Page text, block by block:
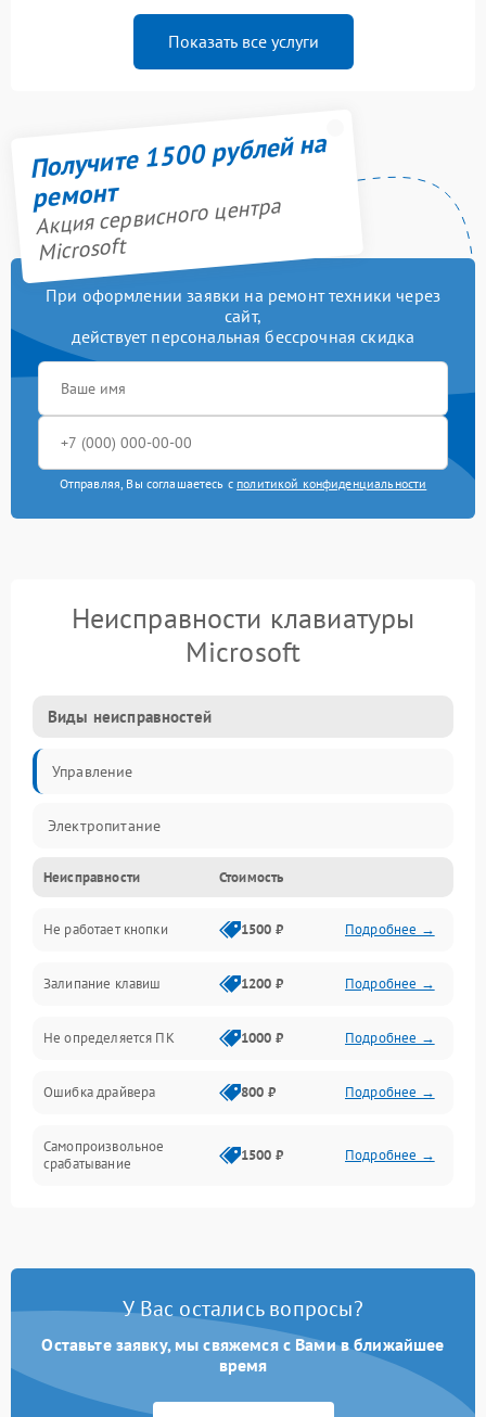
Показать все услуги
Получите 1500 рублей на
ремонт
Акция сервисного центра
Microsoft
При оформлении заявки на ремонт техники через
сайт,
действует персональная бессрочная скидка
Отправляя, Вы соглашаетесь с политикой конфиденциальности
Неисправности клавиатуры
Microsoft
Виды неисправностей
Управление
Электропитание
Неисправности Стоимость
Не работает кнопки 1500 ₽ Подробнее →
Залипание клавиш 1200 ₽ Подробнее →
Не определяется ПК 1000 ₽ Подробнее →
Ошибка драйвера 800 ₽ Подробнее →
Самопроизвольное
срабатывание
1500 ₽ Подробнее →
У Вас остались вопросы?
Оставьте заявку, мы свяжемся с Вами в ближайшее
время